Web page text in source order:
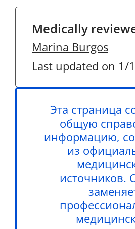
Medically
Marina Burgos
Last updated on 1/
Эта страница
общую
информацию,
из
источников.